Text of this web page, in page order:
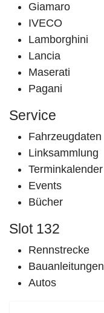
Giamaro
IVECO
Lamborghini
Lancia
Maserati
Pagani
Service
Fahrzeugdaten
Linksammlung
Terminkalender
Events
Bücher
Slot 132
Rennstrecke
Bauanleitungen
Autos